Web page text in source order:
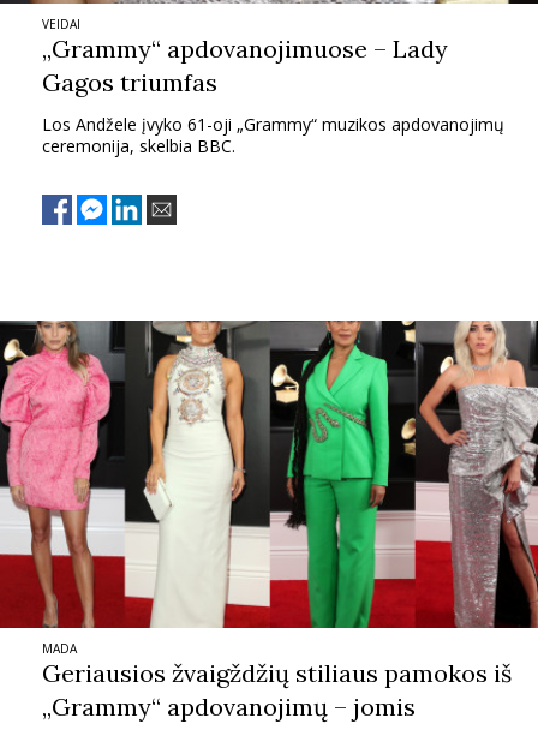
VEIDAI
„Grammy“ apdovanojimuose – Lady
Gagos triumfas
Los Andžele įvyko 61-oji „Grammy“ muzikos apdovanojimų
ceremonija, skelbia BBC.
MADA
Geriausios žvaigždžių stiliaus pamokos iš
„Grammy“ apdovanojimų – jomis